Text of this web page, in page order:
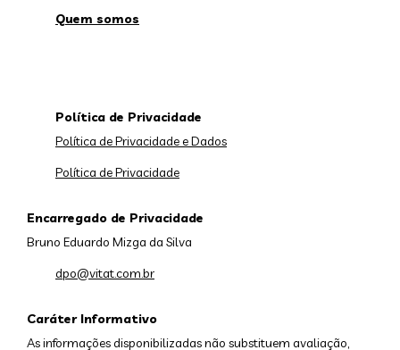
Quem somos
Caráter Informativo
As informações disponibilizadas não substituem avaliação,
Política de Privacidade
Política de Privacidade e Dados
Política de Privacidade
Encarregado de Privacidade
Bruno Eduardo Mizga da Silva
dpo@vitat.com.br